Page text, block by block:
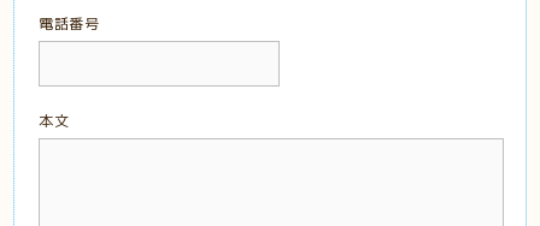
電話番号
本文